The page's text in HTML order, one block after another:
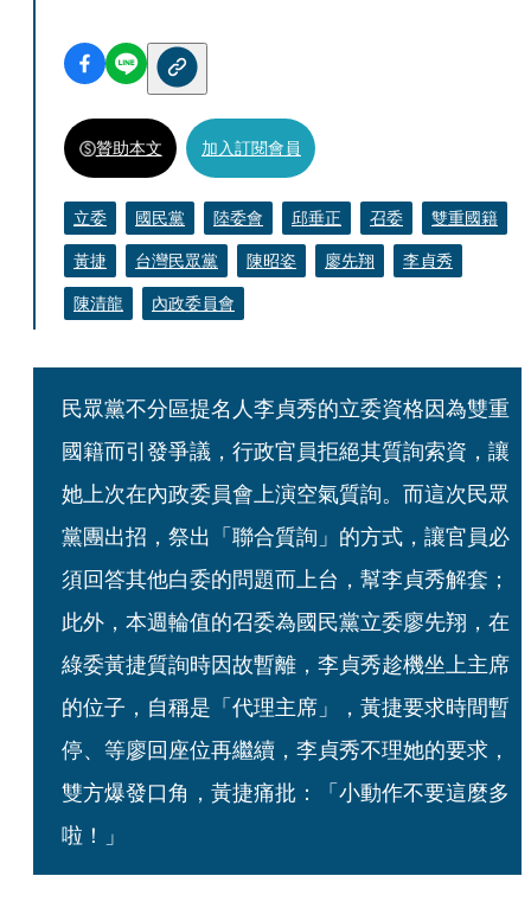
贊助本文 加入訂閱會員
立委 國民黨 陸委會 邱垂正 召委
雙重國籍
黃捷
台灣民眾黨 陳昭姿 廖先翔
李貞秀
陳清龍
內政委員會
民眾黨不分區提名人李貞秀的立委資格因為雙重
國籍而引發爭議，行政官員拒絕其質詢索資，讓
她上次在內政委員會上演空氣質詢。而這次民眾
黨團出招，祭出「聯合質詢」的方式，讓官員必
須回答其他白委的問題而上台，幫李貞秀解套；
此外，本週輪值的召委為國民黨立委廖先翔，在
綠委黃捷質詢時因故暫離，李貞秀趁機坐上主席
的位子，自稱是「代理主席」，黃捷要求時間暫
停、等廖回座位再繼續，李貞秀不理她的要求，
雙方爆發口角，黃捷痛批：「小動作不要這麼多
啦！」